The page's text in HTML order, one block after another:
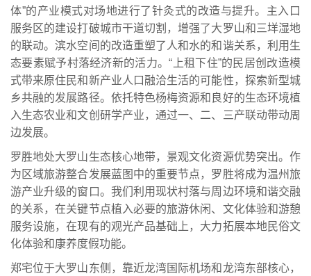
体”的产业模式对场地进行了针灸式的改造与提升。主入口
服务区的建设打破城市干道切割，增强了大罗山和三垟湿地
的联动。滨水空间的改造重塑了人和水的和谐关系，利用生
态要素赋予村落经济新的活力。“上租下住”的民居创改造模
式带来原住民和新产业人口融洽生活的可能性，探索新型城
乡共融的发展路径。依托特色杨梅资源和良好的生态环境植
入生态农业和文创研学产业，通过一、二、三产联动带动周
边发展。
罗胜地处大罗山生态核心地带，景观文化资源优势突出。作
为区域旅游整合发展蓝图中的重要节点，罗胜将成为温州旅
游产业升级的窗口。我们利用现状村落与周边环境和谐交融
的关系，在关键节点植入必要的旅游休闲、文化体验和游憩
服务设施，在现有的观光产品基础上，大力拓展本地民俗文
化体验和康养度假功能。
郑宅位于大罗山东侧，靠近龙湾国际机场和龙湾东部核心，